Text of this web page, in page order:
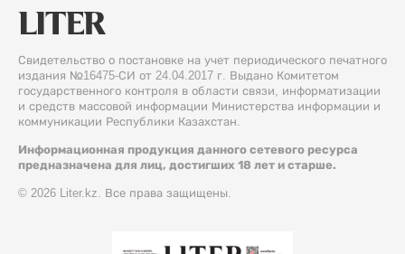
Свидетельство о постановке на учет периодического печатного
издания №16475-СИ от 24.04.2017 г. Выдано Комитетом
государственного контроля в области связи, информатизации
и средств массовой информации Министерства информации и
коммуникации Республики Казахстан.
Информационная продукция данного сетевого ресурса
предназначена для лиц, достигших 18 лет и старше.
© 2026 Liter.kz. Все права защищены.